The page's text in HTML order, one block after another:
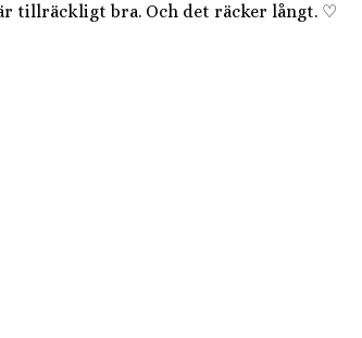
tillräckligt bra. Och det räcker långt. ♡